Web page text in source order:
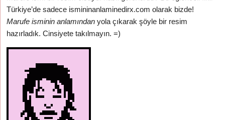
Türkiye’de sadece ismininanlaminedirx.com olarak bizde!
Marufe isminin anlamından yola çıkarak şöyle bir resim
hazırladık. Cinsiyete takılmayın. =)